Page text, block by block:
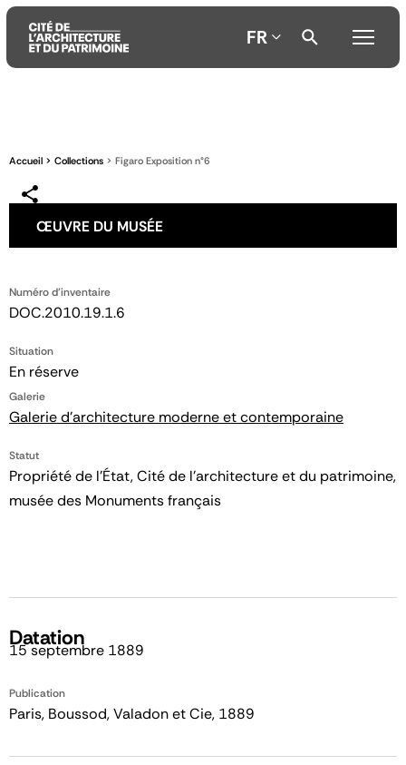
contenu
menu
la
FR
Accueil Collections Figaro Exposition n°6
ŒUVRE DU MUSÉE
Numéro d'inventaire
DOC.2010.19.1.6
Situation
En réserve
Galerie
Galerie d'architecture moderne et contemporaine
Statut
Propriété de l’État, Cité de l’architecture et du patrimoine,
musée des Monuments français
Datation
15 septembre 1889
Publication
Paris, Boussod, Valadon et Cie, 1889